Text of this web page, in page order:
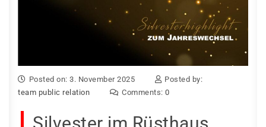
Posted on: 3. November 2025
Posted by:
team public relation
Comments: 0